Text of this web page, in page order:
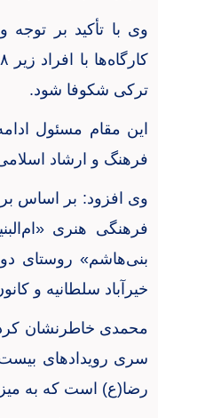
وی با تأکید بر
کارگاه‌ها با افراد زیر
ترکی شکوفا شود.
این مقام مسئول
فرهنگ و ارشاد
وی افزود: بر اساس
فرهنگی هنری
بنی‌هاشم» روستای دو
خیرآباد سلطانیه و
محمدی خاطرنشان
سری رویدادهای بیست
رضا(ع) است که به